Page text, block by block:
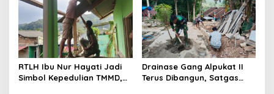
i
g
a
t
i
RTLH Ibu Nur Hayati Jadi
Simbol Kepedulian TMMD,
Drainase Gang Alpukat II
Terus Dibangun, Satgas